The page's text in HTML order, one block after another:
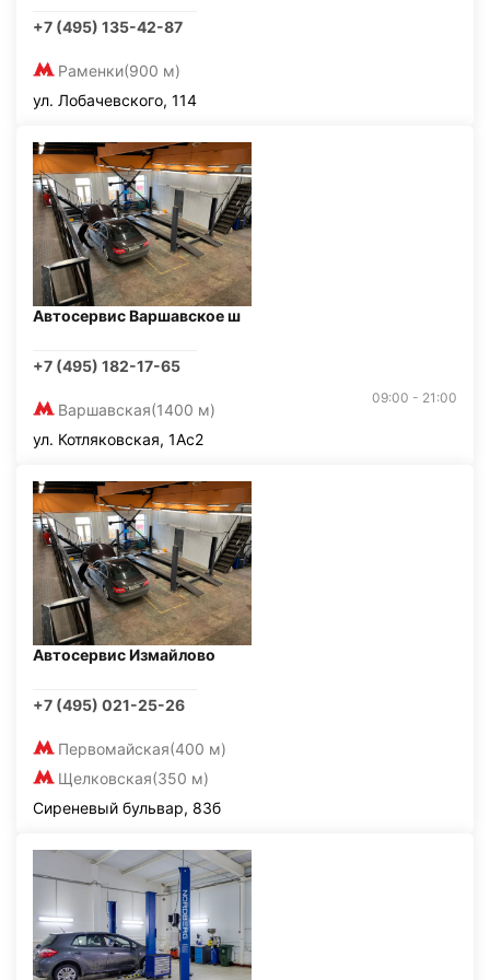
+7 (495) 135-42-87
Раменки(900 м)
ул. Лобачевского, 114
Автосервис Варшавское ш
+7 (495) 182-17-65
Варшавская(1400 м)
09:00 - 21:00
ул. Котляковская, 1Ас2
Автосервис Измайлово
+7 (495) 021-25-26
Первомайская(400 м)
Щелковская(350 м)
Сиреневый бульвар, 83б